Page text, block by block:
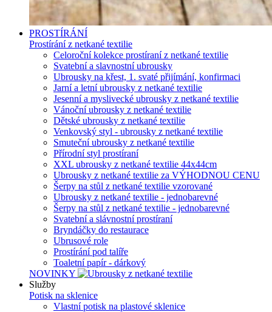
PROSTÍRÁNÍ
Prostírání z netkané textilie
Celoroční kolekce prostíraní z netkané textilie
Svatební a slavnostní ubrousky
Ubrousky na křest, 1. svaté přijímání, konfirmaci
Jarní a letní ubrousky z netkané textilie
Jesenní a myslivecké ubrousky z netkané textilie
Vánoční ubrousky z netkané textilie
Dětské ubrousky z netkané textilie
Venkovský styl - ubrousky z netkané textilie
Smuteční ubrousky z netkané textilie
Přírodní styl prostíraní
XXL ubrousky z netkané textilie 44x44cm
Ubrousky z netkané textilie za VÝHODNOU CENU
Šerpy na stůl z netkané textilie vzorované
Ubrousky z netkané textilie - jednobarevné
Šerpy na stůl z netkané textilie - jednobarevné
Svatební a slávnostní prostíraní
Bryndáčky do restaurace
Ubrusové role
Prostírání pod talíře
Toaletní papír - dárkový
NOVINKY
Služby
Potisk na sklenice
Vlastní potisk na plastové sklenice